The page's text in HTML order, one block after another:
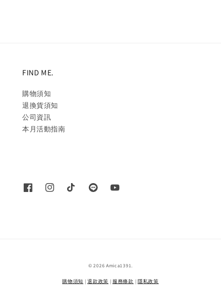
FIND ME.
購物須知
退換貨須知
公司資訊
本月活動指南
© 2026 Amica1391.
購物須知 |退款政策 | 服務條款 | 隱私政策